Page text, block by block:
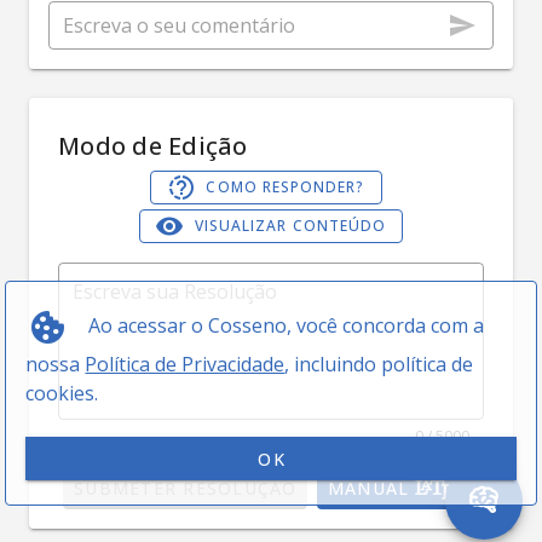
Ao acessar o Cosseno, você concorda com a
nossa Política de Privacidade, incluindo política de
cookies.
OK
Modo de Edição
COMO RESPONDER?
VISUALIZAR CONTEÚDO
0 / 5000
SUBMETER RESOLUÇÃO MANUAL